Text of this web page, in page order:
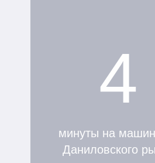
4
минуты на
Даниловского